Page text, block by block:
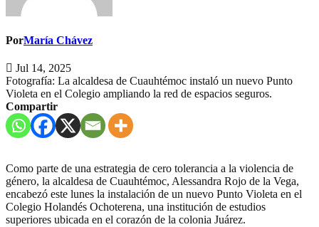
PorMaría Chávez
Jul 14, 2025
Fotografía: La alcaldesa de Cuauhtémoc instaló un nuevo Punto
Violeta en el Colegio ampliando la red de espacios seguros.
Compartir
Como parte de una estrategia de cero tolerancia a la violencia de
género, la alcaldesa de Cuauhtémoc, Alessandra Rojo de la Vega,
encabezó este lunes la instalación de un nuevo Punto Violeta en el
Colegio Holandés Ochoterena, una institución de estudios
superiores ubicada en el corazón de la colonia Juárez.